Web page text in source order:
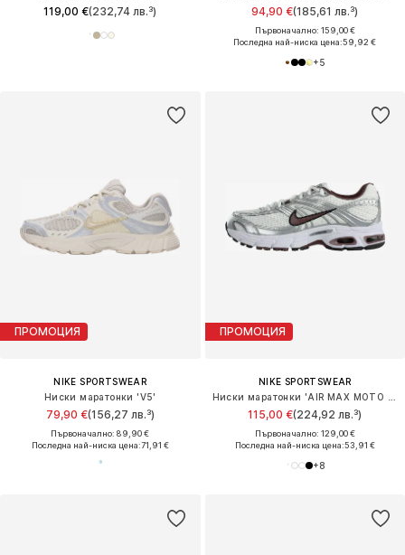
119,00 €(232,74 лв.³) 94,90 €(185,61 лв.³)
Първоначално: 159,00 €
Последна най-ниска цена:59,92 €
+5
ПРОМОЦИЯ
NIKE SPORTSWEAR
Ниски маратонки 'V5'
79,90 €(156,27 лв.³)
Първоначално: 89,90 €
Последна най-ниска цена:71,91 €
ПРОМОЦИЯ
NIKE SPORTSWEAR
115,00 €(224,92 лв.³)
Първоначално: 129,00 €
Последна най-ниска цена:53,91 €
+8